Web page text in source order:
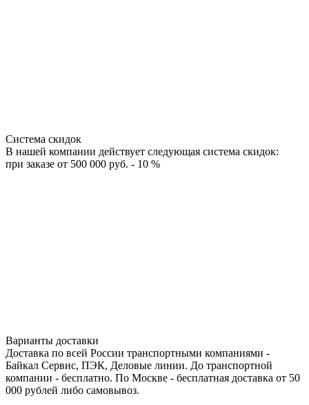
Система скидок
В нашей компании действует следующая система скидок:
при заказе от 500 000 руб. - 10 %
Варианты доставки
Доставка по всей России транспортными компаниями -
Байкал Сервис, ПЭК, Деловые линии. До транспортной
компании - бесплатно. По Москве - бесплатная доставка от 50
000 рублей либо самовывоз.